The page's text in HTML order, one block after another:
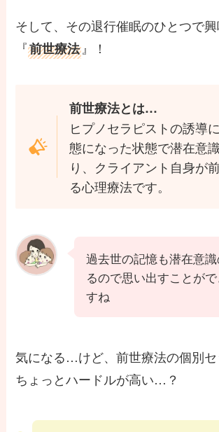
そして、その退行催眠のひとつで
『前世療法』！
前世療法とは…
ヒプノセラピストの誘導
態になった状態で潜在意
り、クライアント自身が
る心理療法です。
過去世の記憶も潜在意
るので思い出すことが
すね
気になる…けど、前世療法の個別
ちょっとハードルが高い…？